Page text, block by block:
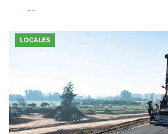
Leer Más
LOCALES